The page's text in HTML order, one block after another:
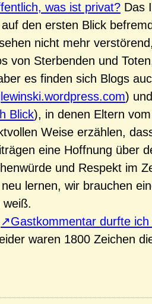
was ist privat? Das
den ersten Blick
nicht mehr
von Sterbenden und
es finden sich Blogs
)
Blick), in denen Eltern
Weise erzählen,
eine Hoffnung über
und Respekt im
lernen, wir brauchen
weiß.
Gastkommentar durfte
waren 1800 Zeichen